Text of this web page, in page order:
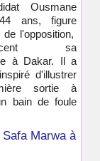
Ousmane
ans, figure
de l'opposition,
sa
à Dakar. Il a
d'illustrer
sortie à
bain de foule
Safa Marwa à